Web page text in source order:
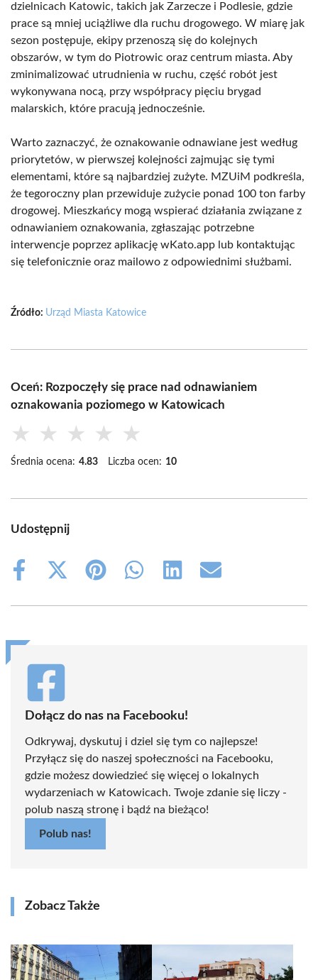
dzielnicach Katowic, takich jak Zarzecze i Podlesie, gdzie
prace są mniej uciążliwe dla ruchu drogowego. W miarę jak
sezon postępuje, ekipy przenoszą się do kolejnych
obszarów, w tym do Piotrowic oraz centrum miasta. Aby
zminimalizować utrudnienia w ruchu, część robót jest
wykonywana nocą, przy współpracy pięciu brygad
malarskich, które pracują jednocześnie.
Warto zaznaczyć, że oznakowanie odnawiane jest według
priorytetów, w pierwszej kolejności zajmując się tymi
elementami, które są najbardziej zużyte. MZUiM podkreśla,
że tegoroczny plan przewiduje zużycie ponad 100 ton farby
drogowej. Mieszkańcy mogą wspierać działania związane z
odnawianiem oznakowania, zgłaszając potrzebne
interwencje poprzez aplikację wKato.app lub kontaktując
się telefonicznie oraz mailowo z odpowiednimi służbami.
Źródło: Urząd Miasta Katowice
Oceń: Rozpoczęły się prace nad odnawianiem
oznakowania poziomego w Katowicach
★ ★ ★ ★ ★
Średnia ocena: 4.83 Liczba ocen: 10
Udostępnij
Share
Share
(Twitter)
Share
Share
Share
Share
Dołącz do nas na Facebooku!
Odkrywaj, dyskutuj i dziel się tym co najlepsze!
Przyłącz się do naszej społeczności na Facebooku,
gdzie możesz dowiedzieć się więcej o lokalnych
wydarzeniach w Katowicach. Twoje zdanie się liczy -
polub naszą stronę i bądź na bieżąco!
Polub nas!
Zobacz Także